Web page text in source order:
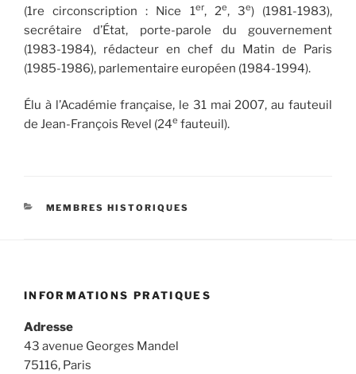
(1re circonscription : Nice 1er, 2e, 3e) (1981-1983),
secrétaire d’État, porte-parole du gouvernement
(1983-1984), rédacteur en chef du Matin de Paris
(1985-1986), parlementaire européen (1984-1994).
Élu à l’Académie française, le 31 mai 2007, au fauteuil
de Jean-François Revel (24e fauteuil).
CATÉGORIES
MEMBRES HISTORIQUES
INFORMATIONS PRATIQUES
Adresse
43 avenue Georges Mandel
75116, Paris